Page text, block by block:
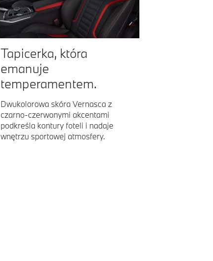
Tapicerka, która
emanuje
temperamentem.
Dwukolorowa skóra Vernasca z
czarno-czerwonymi akcentami
podkreśla kontury foteli i nadaje
wnętrzu sportowej atmosfery.